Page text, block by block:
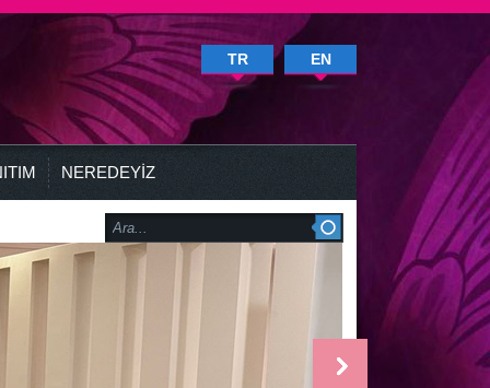
TR EN
NEREDEYİZ